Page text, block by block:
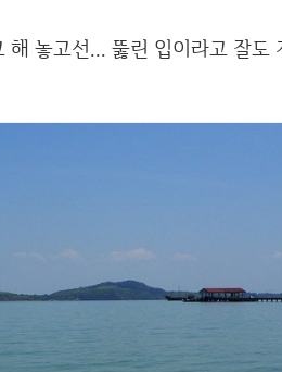
해 놓고선... 뚫린 입이라고 잘